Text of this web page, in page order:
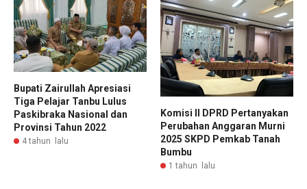
Bupati Zairullah Apresiasi
Tiga Pelajar Tanbu Lulus
Paskibraka Nasional dan
Provinsi Tahun 2022
4 tahun lalu
Komisi II DPRD Pertanyakan
Perubahan Anggaran Murni
2025 SKPD Pemkab Tanah
Bumbu
1 tahun lalu